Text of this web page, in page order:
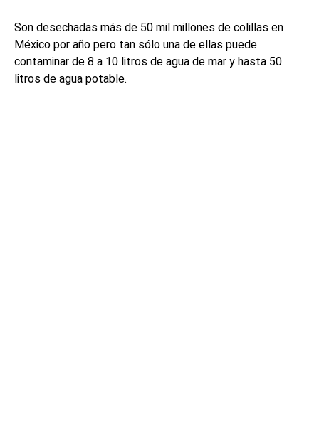
Son desechadas más de 50 mil millones de colillas en
México por año pero tan sólo una de ellas puede
contaminar de 8 a 10 litros de agua de mar y hasta 50
litros de agua potable.